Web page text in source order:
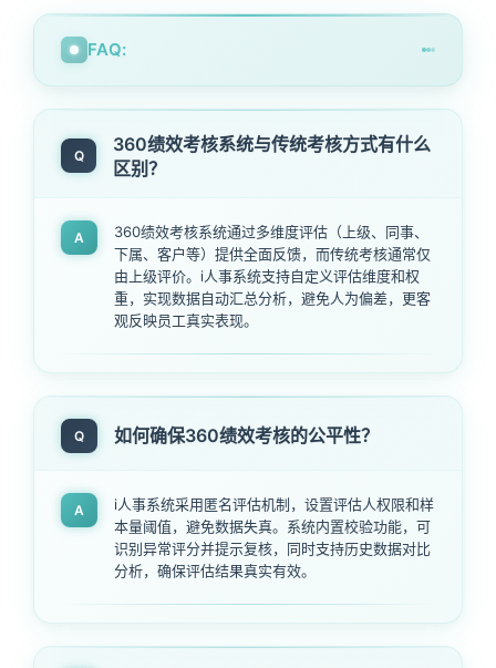
FAQ:
Q
360绩效考核系统与传统考核方式有什么
区别？
A
360绩效考核系统通过多维度评估（上级、同事、
下属、客户等）提供全面反馈，而传统考核通常仅
由上级评价。i人事系统支持自定义评估维度和权
重，实现数据自动汇总分析，避免人为偏差，更客
观反映员工真实表现。
Q 如何确保360绩效考核的公平性？
A
i人事系统采用匿名评估机制，设置评估人权限和样
本量阈值，避免数据失真。系统内置校验功能，可
识别异常评分并提示复核，同时支持历史数据对比
分析，确保评估结果真实有效。